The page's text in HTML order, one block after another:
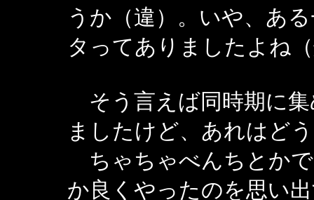
うか（違）。いや、あ
タってありましたよね
そう言えば同時期に
ましたけど、あれはど
ちゃちゃべんちとか
か良くやったのを思い